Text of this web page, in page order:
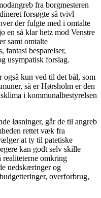
fra borgmesteren
forsøgte så tvivl
der fulgte med i omtalte
en så klar hetz mod Venstre
samt omtalte
fantasi besparelser,
usympatisk forslag.
kun ved til det bål, som
så er Hørsholm er den
i kommunalbestyrelsen
løsninger, går de til angreb
rettet væk fra
at ty til patetiske
kan godt selv skille
realiteterne omkring
nedskæringer og
overforbrug,